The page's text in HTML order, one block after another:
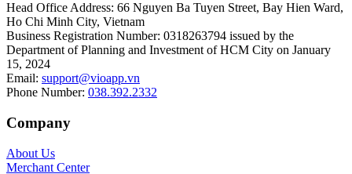
Head Office Address: 66 Nguyen Ba Tuyen Street, Bay Hien Ward,
Ho Chi Minh City, Vietnam
Business Registration Number: 0318263794 issued by the
Department of Planning and Investment of HCM City on January
15, 2024
Email: support@vioapp.vn
Phone Number: 038.392.2332
Company
About Us
Merchant Center